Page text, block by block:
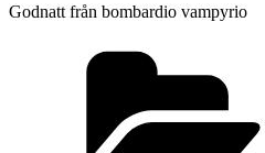
Godnatt från bombardio vampyrio